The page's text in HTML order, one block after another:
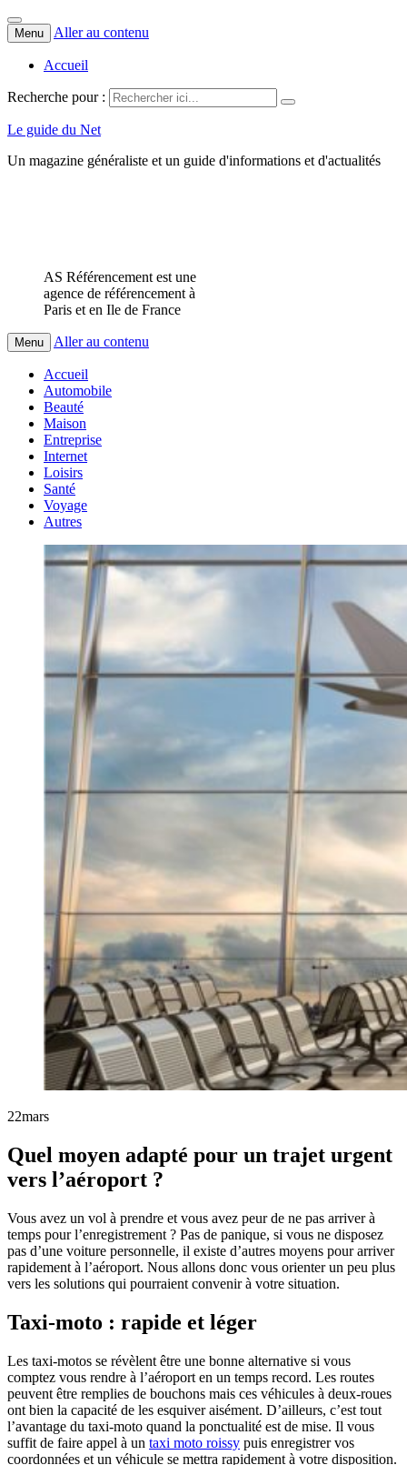
Menu Aller au contenu
Accueil
Recherche pour :
Le guide du Net
Un magazine généraliste et un guide d'informations et d'actualités
AS Référencement est une
agence de référencement à
Paris et en Ile de France
Menu Aller au contenu
Accueil
Automobile
Beauté
Maison
Entreprise
Internet
Loisirs
Santé
Voyage
Autres
22mars
Quel moyen adapté pour un trajet urgent
vers l’aéroport ?
Vous avez un vol à prendre et vous avez peur de ne pas arriver à
temps pour l’enregistrement ? Pas de panique, si vous ne disposez
pas d’une voiture personnelle, il existe d’autres moyens pour arriver
rapidement à l’aéroport. Nous allons donc vous orienter un peu plus
vers les solutions qui pourraient convenir à votre situation.
Taxi-moto : rapide et léger
Les taxi-motos se révèlent être une bonne alternative si vous
comptez vous rendre à l’aéroport en un temps record. Les routes
peuvent être remplies de bouchons mais ces véhicules à deux-roues
ont bien la capacité de les esquiver aisément. D’ailleurs, c’est tout
l’avantage du taxi-moto quand la ponctualité est de mise. Il vous
suffit de faire appel à un taxi moto roissy puis enregistrer vos
coordonnées et un véhicule se mettra rapidement à votre disposition.